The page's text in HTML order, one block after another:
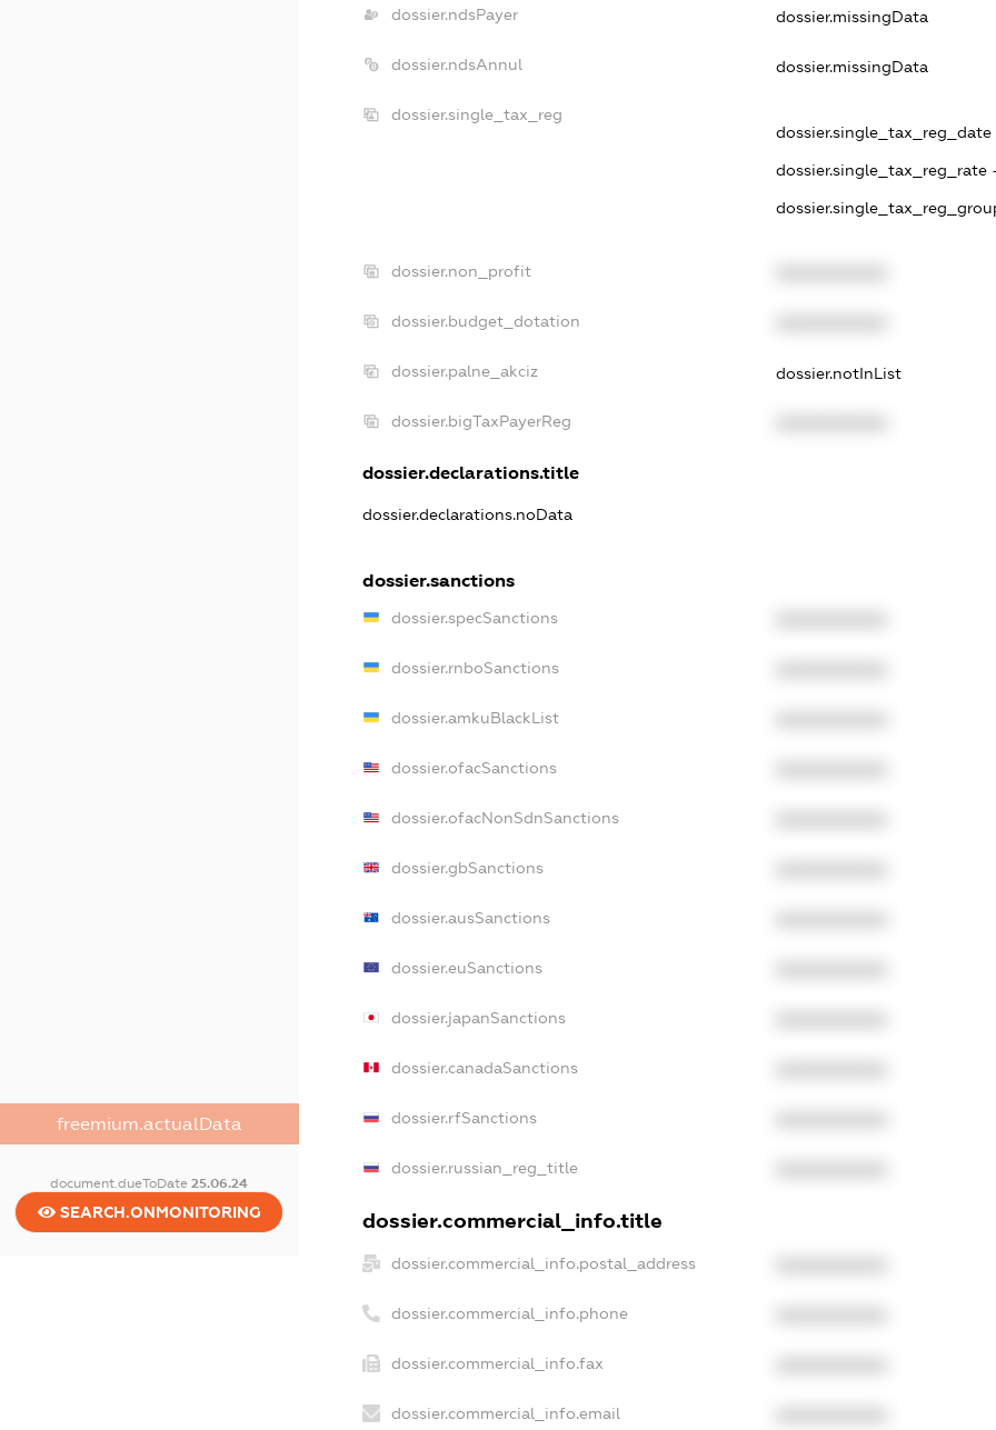
freemium.actualData
document.dueToDate25.06.24
SEARCH.ONMONITORING
dossier.ndsPayer dossier.missingData
dossier.ndsAnnul dossier.missingData
dossier.single_tax_reg
dossier.single_tax_reg_date -
dossier.single_tax_reg_rate
dossier.non_profit
dossier.budget_dotation
dossier.palne_akciz dossier.notInList
dossier.bigTaxPayerReg
dossier.declarations.title
dossier.declarations.noData
dossier.sanctions
dossier.specSanctions
dossier.rnboSanctions
dossier.amkuBlackList
dossier.ofacSanctions
dossier.ofacNonSdnSanctions
dossier.gbSanctions
dossier.ausSanctions
dossier.euSanctions
dossier.japanSanctions
dossier.canadaSanctions
dossier.rfSanctions
dossier.russian_reg_title
dossier.commercial_info.title
dossier.commercial_info.postal_address
dossier.commercial_info.phone
dossier.commercial_info.fax
dossier.commercial_info.email